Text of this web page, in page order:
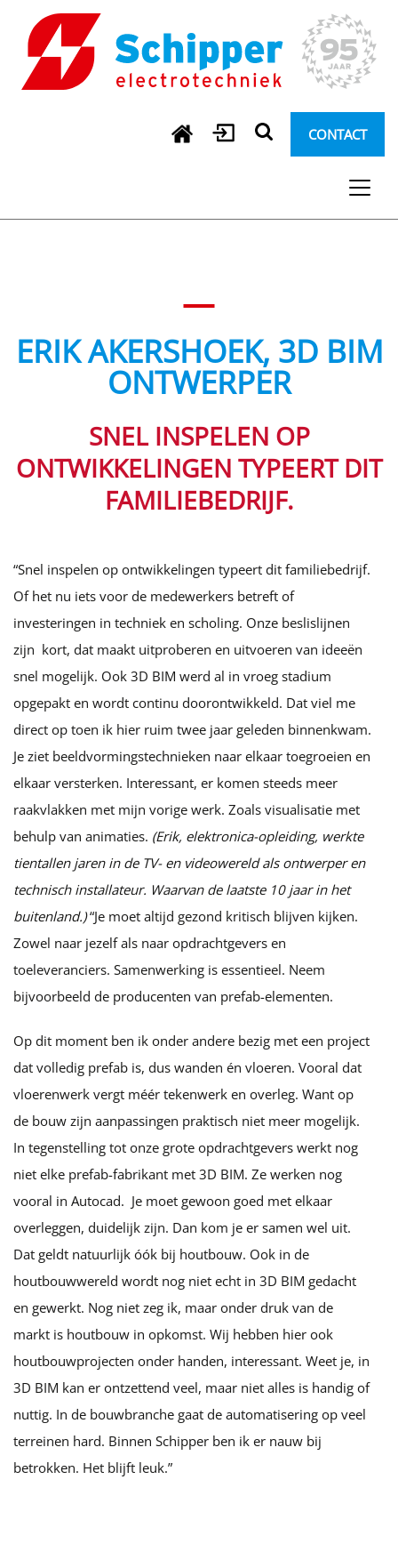
CONTACT
ERIK AKERSHOEK, 3D BIM
ONTWERPER
SNEL INSPELEN OP
ONTWIKKELINGEN TYPEERT DIT
FAMILIEBEDRIJF.
“Snel inspelen op ontwikkelingen typeert dit familiebedrijf.
Of het nu iets voor de medewerkers betreft of
investeringen in techniek en scholing. Onze beslislijnen
zijn kort, dat maakt uitproberen en uitvoeren van ideeën
snel mogelijk. Ook 3D BIM werd al in vroeg stadium
opgepakt en wordt continu doorontwikkeld. Dat viel me
direct op toen ik hier ruim twee jaar geleden binnenkwam.
Je ziet beeldvormingstechnieken naar elkaar toegroeien en
elkaar versterken. Interessant, er komen steeds meer
raakvlakken met mijn vorige werk. Zoals visualisatie met
behulp van animaties. (Erik, elektronica-opleiding, werkte
tientallen jaren in de TV- en videowereld als ontwerper en
technisch installateur. Waarvan de laatste 10 jaar in het
buitenland.)“Je moet altijd gezond kritisch blijven kijken.
Zowel naar jezelf als naar opdrachtgevers en
toeleveranciers. Samenwerking is essentieel. Neem
bijvoorbeeld de producenten van prefab-elementen.
Op dit moment ben ik onder andere bezig met een project
dat volledig prefab is, dus wanden én vloeren. Vooral dat
vloerenwerk vergt méér tekenwerk en overleg. Want op
de bouw zijn aanpassingen praktisch niet meer mogelijk.
In tegenstelling tot onze grote opdrachtgevers werkt nog
niet elke prefab-fabrikant met 3D BIM. Ze werken nog
vooral in Autocad. Je moet gewoon goed met elkaar
overleggen, duidelijk zijn. Dan kom je er samen wel uit.
Dat geldt natuurlijk óók bij houtbouw. Ook in de
houtbouwwereld wordt nog niet echt in 3D BIM gedacht
en gewerkt. Nog niet zeg ik, maar onder druk van de
markt is houtbouw in opkomst. Wij hebben hier ook
houtbouwprojecten onder handen, interessant. Weet je, in
3D BIM kan er ontzettend veel, maar niet alles is handig of
nuttig. In de bouwbranche gaat de automatisering op veel
terreinen hard. Binnen Schipper ben ik er nauw bij
betrokken. Het blijft leuk.”